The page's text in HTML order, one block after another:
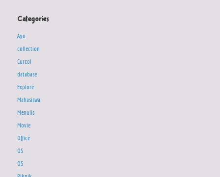
Categories
Ayu
collection
Curcol
database
Explore
Mahasiswa
Menulis
Movie
Office
OS
OS